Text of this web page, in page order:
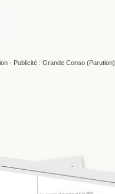
- Publicité : Grande Conso (Parution)